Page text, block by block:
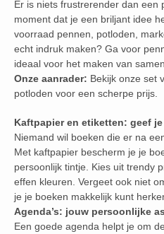
Er is niets frustrerender dan een
moment dat je een briljant idee
voorraad pennen, potloden,
echt indruk maken? Ga voor
ideaal voor het maken van
Onze aanrader: Bekijk onze set
potloden voor een scherpe prijs.
Kaftpapier en etiketten: geef
Niemand wil boeken die er na
Met kaftpapier bescherm je je
persoonlijk tintje. Kies uit trendy
effen kleuren. Vergeet ook niet
je je boeken makkelijk kunt
Agenda’s: jouw persoonlijke
Een goede agenda helpt je om